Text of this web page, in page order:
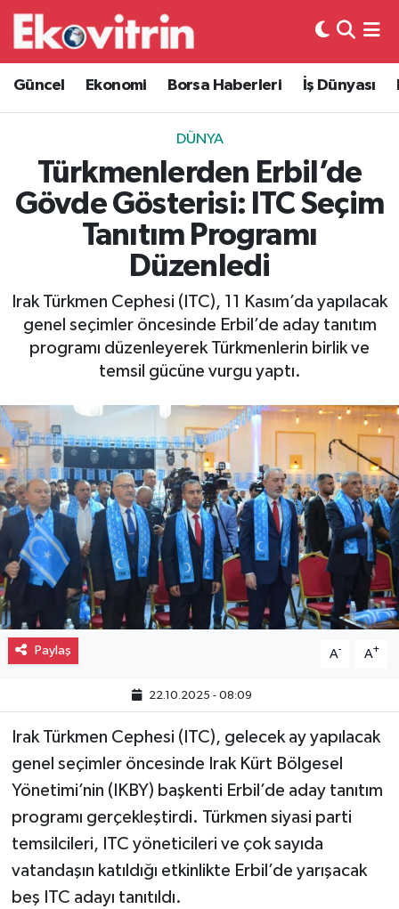
Güncel Ekonomi Borsa Haberleri İş Dünyası
DÜNYA
Türkmenlerden Erbil’de
Gövde Gösterisi: ITC Seçim
Tanıtım Programı
Düzenledi
Irak Türkmen Cephesi (ITC), 11 Kasım’da yapılacak
genel seçimler öncesinde Erbil’de aday tanıtım
programı düzenleyerek Türkmenlerin birlik ve
temsil gücüne vurgu yaptı.
Paylaş A- A+
22.10.2025 - 08:09
Irak Türkmen Cephesi (ITC), gelecek ay yapılacak
genel seçimler öncesinde Irak Kürt Bölgesel
Yönetimi’nin (IKBY) başkenti Erbil’de aday tanıtım
programı gerçekleştirdi. Türkmen siyasi parti
temsilcileri, ITC yöneticileri ve çok sayıda
vatandaşın katıldığı etkinlikte Erbil’de yarışacak
beş ITC adayı tanıtıldı.
Güncel
Ekonomi
Borsa Haberleri
İş Dünyası
Lojistik
Otovitrin
Gayrimenkul
Spor
Eğitim
Hava Durumu
Trafik Durumu
Süper Lig Puan Durumu ve Fikstür
Tüm Manşetler
Son Dakika Haberleri
Haber Arşivi